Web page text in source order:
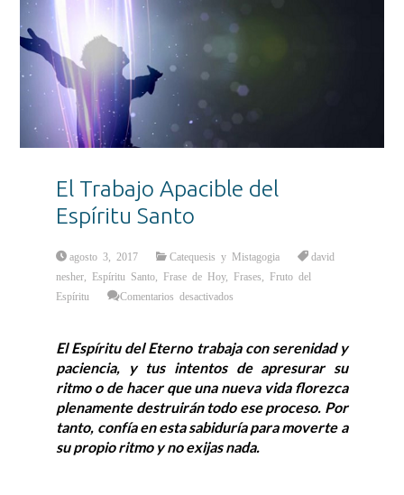
El Trabajo Apacible del
Espíritu Santo
agosto 3, 2017 Catequesis y Mistagogia
david
nesher
Espíritu Santo Frase de Hoy, Frases
Fruto del
Espíritu
Comentarios desactivados
Espíritu
Santo
El Espíritu del Eterno trabaja con serenidad y
paciencia, y tus intentos de apresurar su
ritmo o de hacer que una nueva vida florezca
plenamente destruirán todoese proceso. Por
tanto, confía en esta sabiduría para moverte a
su propio ritmo y no exijas nada.